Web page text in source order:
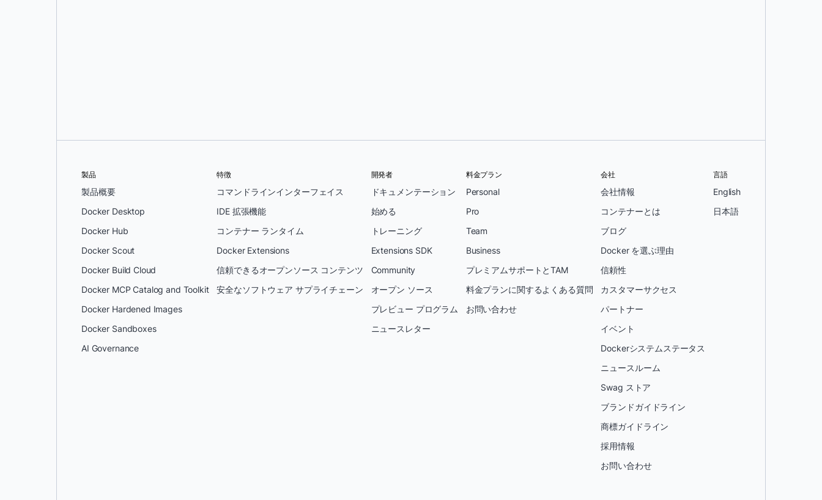
製品
製品概要
Docker Desktop
Docker Hub
Docker Scout
Docker Build Cloud
Docker MCP Catalog and Toolkit
Docker Hardened Images
Docker Sandboxes
AI Governance
特徴
コマンドラインインターフェイス
IDE 拡張機能
コンテナー ランタイム
Docker Extensions
信頼できるオープンソース コンテンツ
安全なソフトウェア サプライチェーン
開発者
ドキュメンテーション
始める
トレーニング
Extensions SDK
Community
オープン ソース
プレビュー プログラム
ニュースレター
料金プラン
Personal
Pro
Team
Business
プレミアムサポートとTAM
料金プランに関するよくある質問
お問い合わせ
会社
会社情報
コンテナーとは
ブログ
Docker を選ぶ理由
信頼性
カスタマーサクセス
パートナー
イベント
Dockerシステムステータス
ニュースルーム
Swag ストア
ブランドガイドライン
商標ガイドライン
採用情報
お問い合わせ
言語
English
日本語